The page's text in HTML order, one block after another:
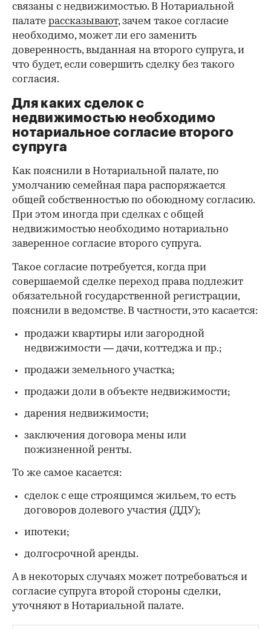
связаны с недвижимостью. В Нотариальной
палате рассказывают, зачем такое согласие
необходимо, может ли его заменить
доверенность, выданная на второго супруга, и
что будет, если совершить сделку без такого
согласия.
Для каких сделок с
недвижимостью необходимо
нотариальное согласие второго
супруга
Как пояснили в Нотариальной палате, по
умолчанию семейная пара распоряжается
общей собственностью по обоюдному согласию.
При этом иногда при сделках с общей
недвижимостью необходимо нотариально
заверенное согласие второго супруга.
Такое согласие потребуется, когда при
совершаемой сделке переход права подлежит
обязательной государственной регистрации,
пояснили в ведомстве. В частности, это касается:
продажи квартиры или загородной
недвижимости — дачи, коттеджа и пр.;
продажи земельного участка;
продажи доли в объекте недвижимости;
дарения недвижимости;
заключения договора мены или
пожизненной ренты.
То же самое касается:
сделок с еще строящимся жильем, то есть
договоров долевого участия (ДДУ);
ипотеки;
долгосрочной аренды.
А в некоторых случаях может потребоваться и
согласие супруга второй стороны сделки,
уточняют в Нотариальной палате.